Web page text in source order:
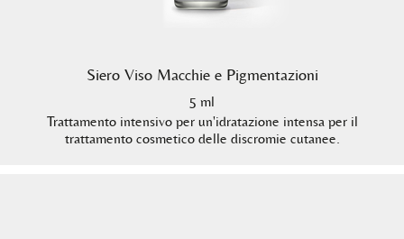
Siero Viso Macchie e Pigmentazioni
5 ml
Trattamento intensivo per un'idratazione intensa per il
trattamento cosmetico delle discromie cutanee.